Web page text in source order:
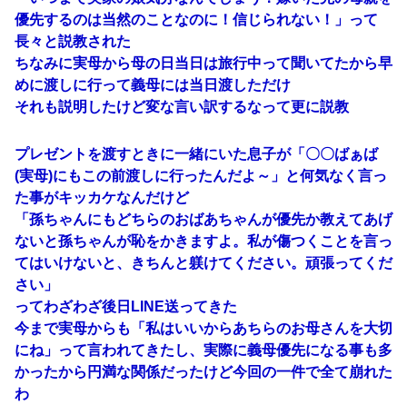
優先するのは当然のことなのに！信じられない！」って
長々と説教された
ちなみに実母から母の日当日は旅行中って聞いてたから早
めに渡しに行って義母には当日渡しただけ
それも説明したけど変な言い訳するなって更に説教
プレゼントを渡すときに一緒にいた息子が「〇〇ばぁば
(実母)にもこの前渡しに行ったんだよ～」と何気なく言っ
た事がキッカケなんだけど
「孫ちゃんにもどちらのおばあちゃんが優先か教えてあげ
ないと孫ちゃんが恥をかきますよ。私が傷つくことを言っ
てはいけないと、きちんと躾けてください。頑張ってくだ
さい」
ってわざわざ後日LINE送ってきた
今まで実母からも「私はいいからあちらのお母さんを大切
にね」って言われてきたし、実際に義母優先になる事も多
かったから円満な関係だったけど今回の一件で全て崩れた
わ